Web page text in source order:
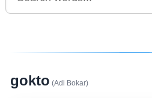
gokto (Adi Bokar)